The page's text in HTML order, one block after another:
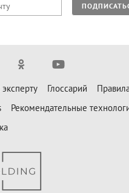
Глоссарий
Рекомендательные